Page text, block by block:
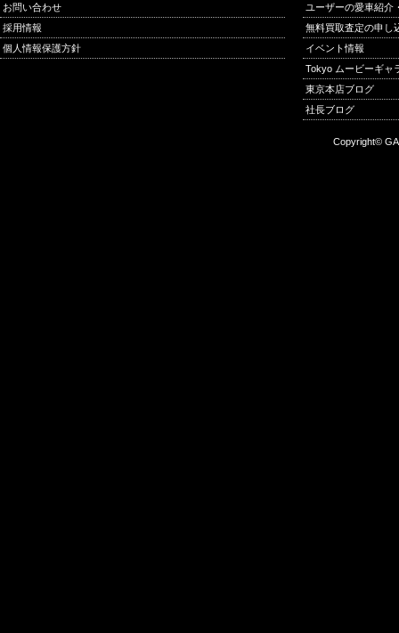
お問い合わせ
採用情報
個人情報保護方針
ユーザーの愛車紹介
無料買取査定の申し
イベント情報
Tokyo ムービーギャ
東京本店ブログ
社長ブログ
Copyright©